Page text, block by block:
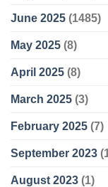
June 2025 (1485)
May 2025 (8)
April 2025 (8)
March 2025 (3)
February 2025 (7)
September 2023
August 2023 (1)